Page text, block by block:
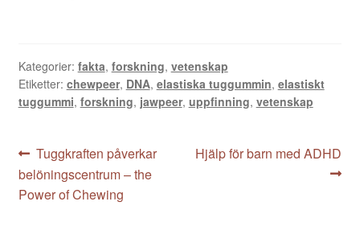
Kategorier: fakta, forskning, vetenskap
Etiketter: chewpeer, DNA, elastiska tuggummin, elastiskt
tuggummi, forskning, jawpeer, uppfinning, vetenskap
Inläggsnavigering
Föregående
inlägg:
Tuggkraften påverkar
belöningscentrum – the
Power of Chewing
Nästa
Hjälp för barn med ADHD